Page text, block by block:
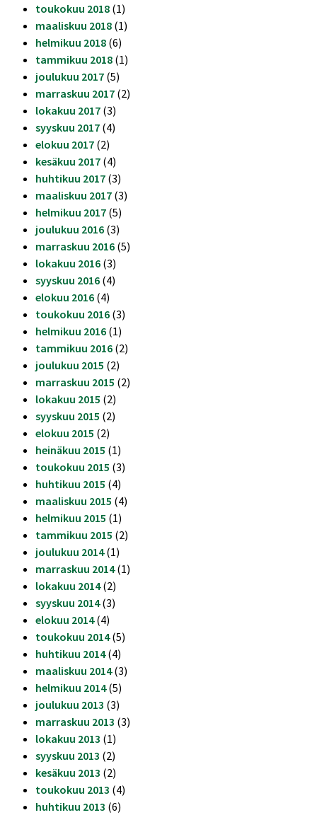
toukokuu 2018 (1)
maaliskuu 2018 (1)
helmikuu 2018 (6)
tammikuu 2018 (1)
joulukuu 2017 (5)
marraskuu 2017 (2)
lokakuu 2017 (3)
syyskuu 2017 (4)
elokuu 2017 (2)
kesäkuu 2017 (4)
huhtikuu 2017 (3)
maaliskuu 2017 (3)
helmikuu 2017 (5)
joulukuu 2016 (3)
marraskuu 2016 (5)
lokakuu 2016 (3)
syyskuu 2016 (4)
elokuu 2016 (4)
toukokuu 2016 (3)
helmikuu 2016 (1)
tammikuu 2016 (2)
joulukuu 2015 (2)
marraskuu 2015 (2)
lokakuu 2015 (2)
syyskuu 2015 (2)
elokuu 2015 (2)
heinäkuu 2015 (1)
toukokuu 2015 (3)
huhtikuu 2015 (4)
maaliskuu 2015 (4)
helmikuu 2015 (1)
tammikuu 2015 (2)
joulukuu 2014(1)
marraskuu 2014(1)
lokakuu 2014(2)
syyskuu 2014(3)
elokuu 2014(4)
toukokuu 2014(5)
huhtikuu 2014(4)
maaliskuu 2014(3)
helmikuu 2014(5)
joulukuu 2013 (3)
marraskuu 2013 (3)
lokakuu 2013 (1)
syyskuu 2013 (2)
kesäkuu 2013 (2)
toukokuu 2013 (4)
huhtikuu 2013 (6)